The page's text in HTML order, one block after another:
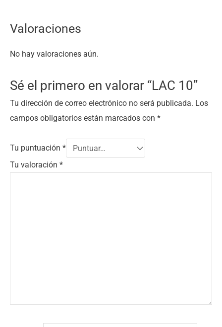
Valoraciones
No hay valoraciones aún.
Sé el primero en valorar “LAC 10”
Tu dirección de correo electrónico no será publicada. Los
campos obligatorios están marcados con *
Tu puntuación *
Tu valoración *